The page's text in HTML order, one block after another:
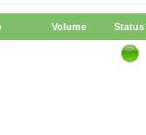
Volume Status